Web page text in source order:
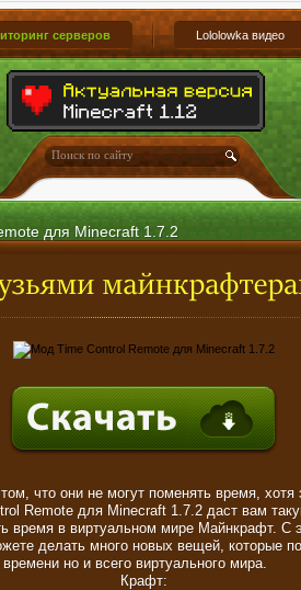
серверов Lololowka видео
для Minecraft 1.7.2
что они не могут поменять время,
Remote для Minecraft 1.7.2 даст вам
время в виртуальном мире Майнкрафт. С
делать много новых вещей, которые
но и всего виртуального мира.
Крафт: